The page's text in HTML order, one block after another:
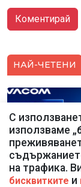
НАЙ-ЧЕТЕНИ
С
използваме „
на трафика.
бисквитките и